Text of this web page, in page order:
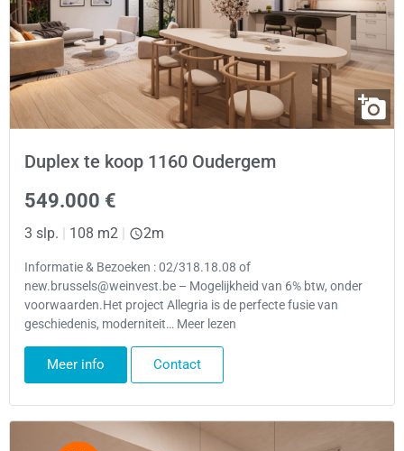
Duplex te koop 1160 Oudergem
549.000 €
3 slp. 108 m2 2m
Informatie & Bezoeken : 02/318.18.08 of
new.brussels@weinvest.be – Mogelijkheid van 6% btw, onder
voorwaarden.Het project Allegria is de perfecte fusie van
geschiedenis, moderniteit… Meer lezen
Meer info Contact